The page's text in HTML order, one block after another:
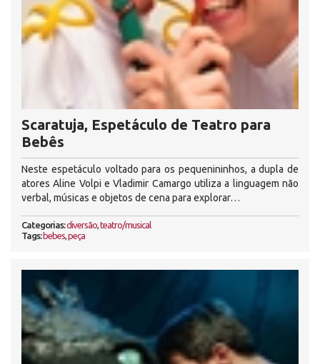
Scaratuja, Espetáculo de Teatro para
Bebês
Neste espetáculo voltado para os pequenininhos, a dupla de
atores Aline Volpi e Vladimir Camargo utiliza a linguagem não
verbal, músicas e objetos de cena para explorar…
Categorias:diversão,teatro/musical
Tags: bebes,peça